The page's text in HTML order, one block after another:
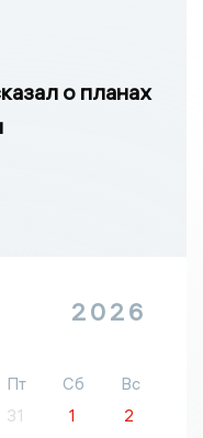
о планах
2026
Пт Сб
Вс
31 1
2